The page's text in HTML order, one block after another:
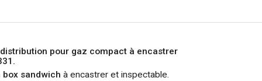
pour gaz compact à encastrer
box sandwich à encastrer et inspectable.